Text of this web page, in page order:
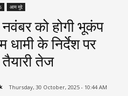
आम मुद्दे
को होगी भूकंप
धामी के निर्देश पर
तेज
Thursday, 30 October, 2025 - 10:44 AM